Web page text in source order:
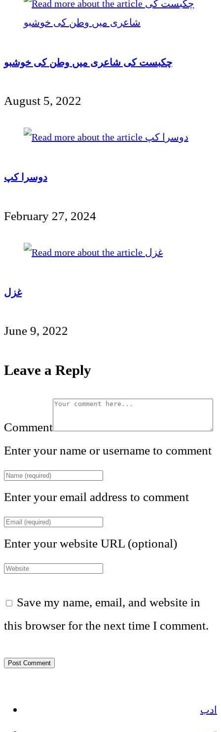
چکبست کی شاعری میں وطن کی خوشبو
August 5, 2022
دوسرا کپ
February 27, 2024
غزل
June 9, 2022
Leave a Reply
Comment
Enter your name or username to comment
Enter your email address to comment
Enter your website URL (optional)
Save my name, email, and website in
this browser for the next time I comment.
ادب